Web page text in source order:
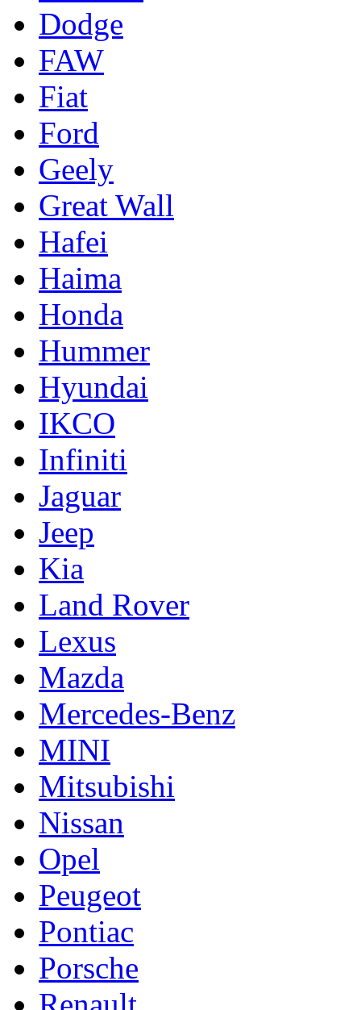
Dodge
FAW
Fiat
Ford
Geely
Great Wall
Hafei
Haima
Honda
Hummer
Hyundai
IKCO
Infiniti
Jaguar
Jeep
Kia
Land Rover
Lexus
Mazda
Mercedes-Benz
MINI
Mitsubishi
Nissan
Opel
Peugeot
Pontiac
Porsche